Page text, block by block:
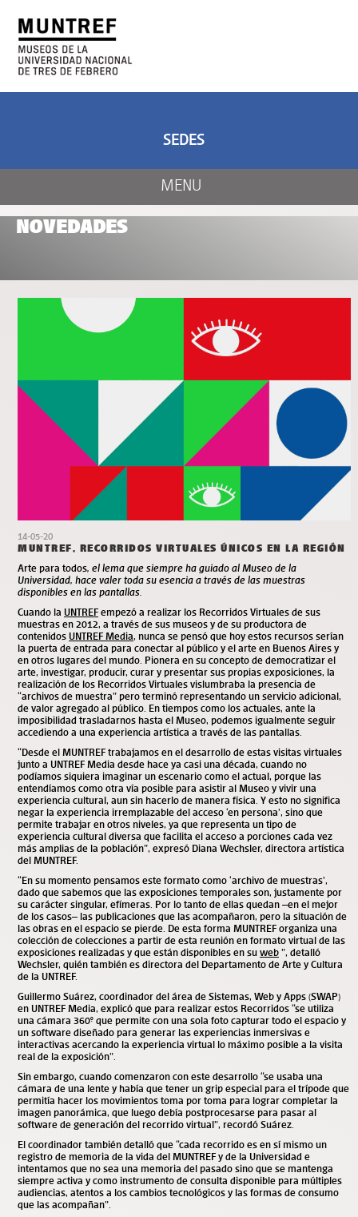
NOVEDADES
14-05-20
MUNTREF, RECORRIDOS VIRTUALES ÚNICOS EN LA REGIÓN
Arte para todos, el lema que siempre ha guiado al Museo de la
Universidad, hace valer toda su esencia a través de las muestras
disponibles en las pantallas.
Cuando la UNTREF empezó a realizar los Recorridos Virtuales de sus
muestras en 2012, a través de sus museos y de su productora de
contenidos UNTREF Media, nunca se pensó que hoy estos recursos serían
la puerta de entrada para conectar al público y el arte en Buenos Aires y
en otros lugares del mundo. Pionera en su concepto de democratizar el
arte, investigar, producir, curar y presentar sus propias exposiciones, la
realización de los Recorridos Virtuales vislumbraba la presencia de
“archivos de muestra” pero terminó representando un servicio adicional,
de valor agregado al público. En tiempos como los actuales, ante la
imposibilidad trasladarnos hasta el Museo, podemos igualmente seguir
accediendo a una experiencia artística a través de las pantallas.
“Desde el MUNTREF trabajamos en el desarrollo de estas visitas virtuales
junto a UNTREF Media desde hace ya casi una década, cuando no
podíamos siquiera imaginar un escenario como el actual, porque las
entendíamos como otra vía posible para asistir al Museo y vivir una
experiencia cultural, aun sin hacerlo de manera física. Y esto no significa
negar la experiencia irremplazable del acceso ‘en persona’, sino que
permite trabajar en otros niveles, ya que representa un tipo de
experiencia cultural diversa que facilita el acceso a porciones cada vez
más amplias de la población”, expresó Diana Wechsler, directora artística
del MUNTREF.
“En su momento pensamos este formato como ‘archivo de muestras’,
dado que sabemos que las exposiciones temporales son, justamente por
su carácter singular, efímeras. Por lo tanto de ellas quedan –en el mejor
de los casos– las publicaciones que las acompañaron, pero la situación de
las obras en el espacio se pierde. De esta forma MUNTREF organiza una
colección de colecciones a partir de esta reunión en formato virtual de las
exposiciones realizadas y que están disponibles en su web ”, detalló
Wechsler, quién también es directora del Departamento de Arte y Cultura
de la UNTREF.
Guillermo Suárez, coordinador del área de Sistemas, Web y Apps (SWAP)
en UNTREF Media, explicó que para realizar estos Recorridos “se utiliza
una cámara 360° que permite con una sola foto capturar todo el espacio y
un software diseñado para generar las experiencias inmersivas e
interactivas acercando la experiencia virtual lo máximo posible a la visita
real de la exposición”.
Sin embargo, cuando comenzaron con este desarrollo “se usaba una
cámara de una lente y había que tener un grip especial para el trípode que
permitía hacer los movimientos toma por toma para lograr completar la
imagen panorámica, que luego debía postprocesarse para pasar al
software de generación del recorrido virtual”, recordó Suárez.
El coordinador también detalló que “cada recorrido es en sí mismo un
registro de memoria de la vida del MUNTREF y de la Universidad e
intentamos que no sea una memoria del pasado sino que se mantenga
siempre activa y como instrumento de consulta disponible para múltiples
audiencias, atentos a los cambios tecnológicos y las formas de consumo
que las acompañan”.
MENU
SEDES
CENTRO DE ARTE
Y NATURALEZA
ARTE Y CIENCIA